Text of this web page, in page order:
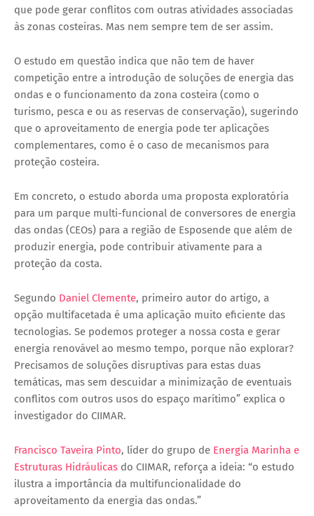
que pode gerar conflitos com outras atividades associadas
às zonas costeiras. Mas nem sempre tem de ser assim.
O estudo em questão indica que não tem de haver
competição entre a introdução de soluções de energia das
ondas e o funcionamento da zona costeira (como o
turismo, pesca e ou as reservas de conservação), sugerindo
que o aproveitamento de energia pode ter aplicações
complementares, como é o caso de mecanismos para
proteção costeira.
Em concreto, o estudo aborda uma proposta exploratória
para um parque multi-funcional de conversores de energia
das ondas (CEOs) para a região de Esposende que além de
produzir energia, pode contribuir ativamente para a
proteção da costa.
Segundo Daniel Clemente, primeiro autor do artigo, a
opção multifacetada é uma aplicação muito eficiente das
tecnologias. Se podemos proteger a nossa costa e gerar
energia renovável ao mesmo tempo, porque não explorar?
Precisamos de soluções disruptivas para estas duas
temáticas, mas sem descuidar a minimização de eventuais
conflitos com outros usos do espaço marítimo” explica o
investigador do CIIMAR.
Francisco Taveira Pinto, líder do grupo de Energia Marinha e
Estruturas Hidráulicas do CIIMAR, reforça a ideia: “o estudo
ilustra a importância da multifuncionalidade do
aproveitamento da energia das ondas.”